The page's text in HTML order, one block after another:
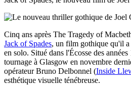
Cinq ans après The Tragedy of
Jack of Spades, un film gothique qu'il a
en solo. Situé dans l'Écosse des
tournage à Glasgow en novembre
opérateur Bruno Delbonnel (Inside
esthétique visuelle ténébreuse.